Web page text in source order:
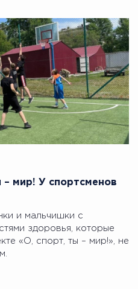
мир! У спортсменов
и мальчишки с
здоровья, которые
«О, спорт, ты – мир!», не